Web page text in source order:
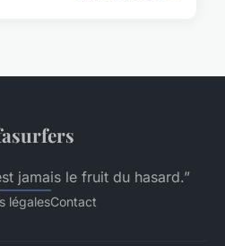
jamais le fruit du hasard.”
légalesContact